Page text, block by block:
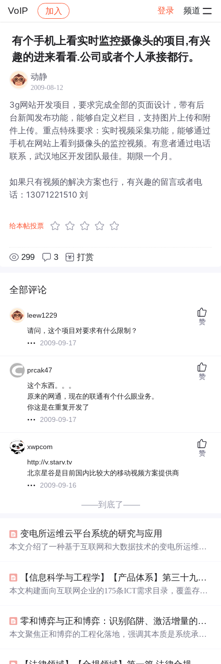
VoIP 加入 登录 频道
社区 VoIP 帖子详情
有个手机上看实时监控摄像头的项目,有兴
趣的进来看看.公司或者个人承接都行。
动静
2009-08-12
3g网站开发项目，要求完成全部的页面设计，带有后
台新闻发布功能，能够自定义栏目，支持图片上传和附
件上传。重点特殊要求：实时视频采集功能，能够通过
手机在网站上看到摄像头的监控视频。有意者通过电话
联系，武汉地区开发团队最佳。期限一个月。
如果只有视频的解决方案也行，有兴趣的留言或者电
话：13071221510 刘
给本帖投票
299 3 打赏
全部评论
leew1229
请问，这个项目对要求有什么限制？
2009-09-17
赞
prcak47
这个东西。。。
原来的网通，现在的联通有个什么眼业务。
你这是在重复开发了
2009-09-17
赞
xwpcom
http://v.starv.tv
北京星谷是目前国内比较大的移动视频方案提供商
2009-09-16
赞
——到底了——
变电所运维云平台系统的研究与应用
本文介绍了一种基于互联网和大数据技术的变电所运维云
情况，确保供电系统的稳定运行。
【信息科学与工程学】【产品体系】第三十九篇 IT产品系列需求01 互联网行业的需求
本文构建面向互联网企业的175条ICT需求目录，覆盖存
务场景进行优先级评级。核心聚焦2025–2026年新规驱动的
强制需求，如个人信息保护合规审计、生成式AI训练数据
零和博弈与正和博弈：识别陷阱、激活增量的实战指南
本文聚焦正和博弈的工程化落地，强调其本质是系统承载